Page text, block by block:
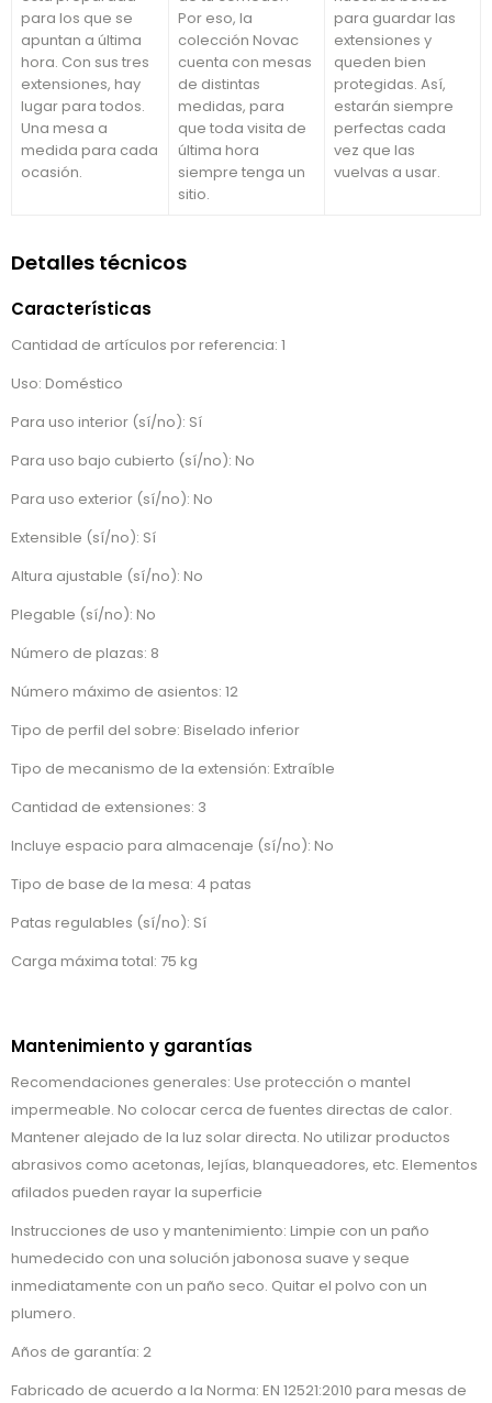
para los que se
apuntan a última
hora. Con sus tres
extensiones, hay
lugar para todos.
Una mesa a
medida para cada
ocasión.
Por eso, la
colección Novac
cuenta con mesas
de distintas
medidas, para
que toda visita de
última hora
siempre tenga un
sitio.
para guardar las
extensiones y
queden bien
protegidas. Así,
estarán siempre
perfectas cada
vez que las
vuelvas a usar.
Detalles técnicos
Características
Cantidad de artículos por referencia: 1
Uso: Doméstico
Para uso interior (sí/no): Sí
Para uso bajo cubierto (sí/no): No
Para uso exterior (sí/no): No
Extensible (sí/no): Sí
Altura ajustable (sí/no): No
Plegable (sí/no): No
Número de plazas: 8
Número máximo de asientos: 12
Tipo de perfil del sobre: Biselado inferior
Tipo de mecanismo de la extensión: Extraíble
Cantidad de extensiones: 3
Incluye espacio para almacenaje (sí/no): No
Tipo de base de la mesa: 4 patas
Patas regulables (sí/no): Sí
Carga máxima total: 75 kg
Mantenimiento y garantías
Recomendaciones generales: Use protección o mantel
impermeable. No colocar cerca de fuentes directas de calor.
Mantener alejado de la luz solar directa. No utilizar productos
abrasivos como acetonas, lejías, blanqueadores, etc. Elementos
afilados pueden rayar la superficie
Instrucciones de uso y mantenimiento: Limpie con un paño
humedecido con una solución jabonosa suave y seque
inmediatamente con un paño seco. Quitar el polvo con un
plumero.
Años de garantía: 2
Fabricado de acuerdo a la Norma: EN 12521:2010 para mesas de